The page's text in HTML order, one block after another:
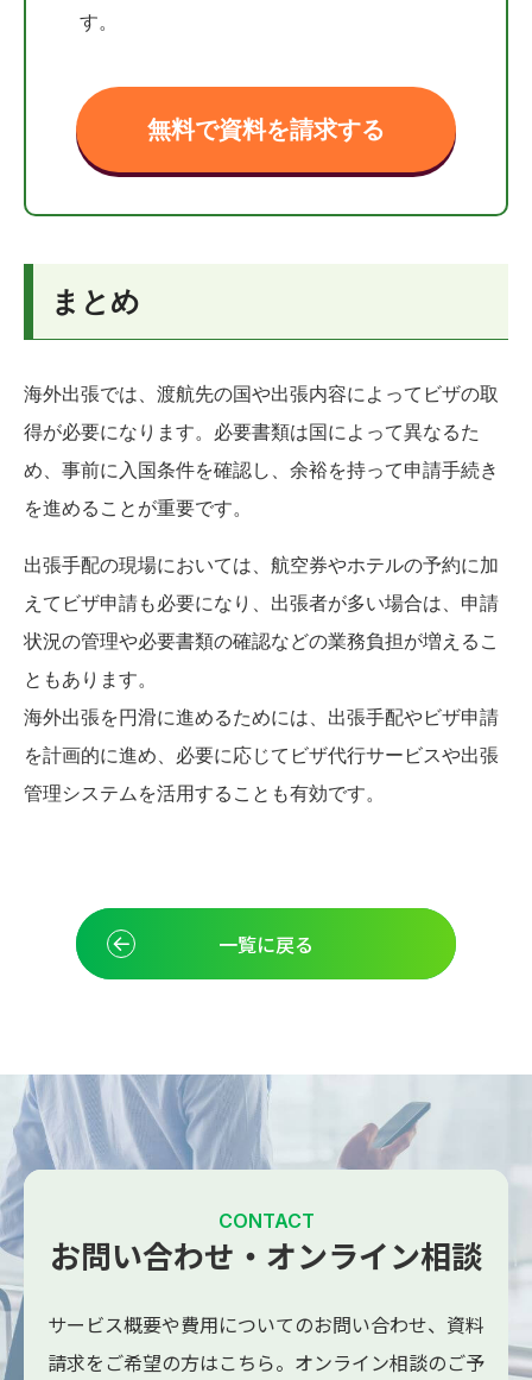
す。
無料で資料を請求する
まとめ
海外出張では、渡航先の国や出張内容によってビザの取
得が必要になります。必要書類は国によって異なるた
め、事前に入国条件を確認し、余裕を持って申請手続き
を進めることが重要です。
出張手配の現場においては、航空券やホテルの予約に加
えてビザ申請も必要になり、出張者が多い場合は、申請
状況の管理や必要書類の確認などの業務負担が増えるこ
ともあります。
海外出張を円滑に進めるためには、出張手配やビザ申請
を計画的に進め、必要に応じてビザ代行サービスや出張
管理システムを活用することも有効です。
一覧に戻る
CONTACT
お問い合わせ・オンライン相談
サービス概要や費用についてのお問い合わせ、 資料
請求をご希望の方はこちら。 オンライン相談のご予